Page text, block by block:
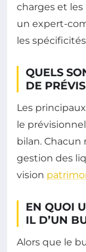
charges et
un expert-
les
QUELS
DE
Les
le
bilan. Chacun
gestion des
vision
EN QUOI
IL D’UN
Alors que le